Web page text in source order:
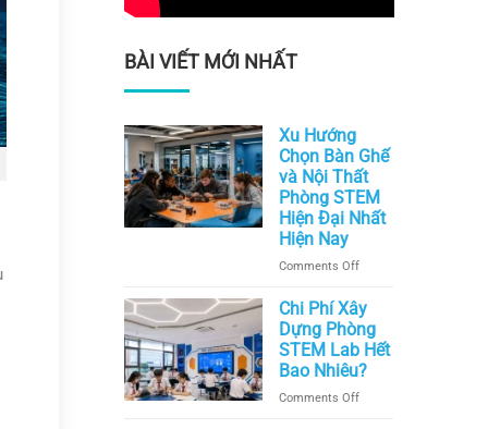
BÀI VIẾT MỚI NHẤT
Xu Hướng
Chọn Bàn Ghế
và Nội Thất
Phòng STEM
Hiện Đại Nhất
Hiện Nay
Comments Offon
Hướng
Chọn
Bàn
Ghế
Nội
Chi Phí Xây
Dựng Phòng
STEM Lab Hết
Bao Nhiêu?
Comments Offon